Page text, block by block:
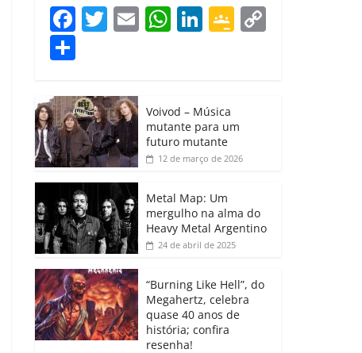
F
e
b
o
o
k
T
er
E W
A
p
p
Li
dI
n
G
e
a
ro
o
m
m
p
ar
til
h
ar
Voivod – Música
mutante para um
futuro mutante
12 de março de 2026
Metal Map: Um
mergulho na alma do
Heavy Metal Argentino
24 de abril de 2025
“Burning Like Hell”, do
Megahertz, celebra
quase 40 anos de
história; confira
resenha!